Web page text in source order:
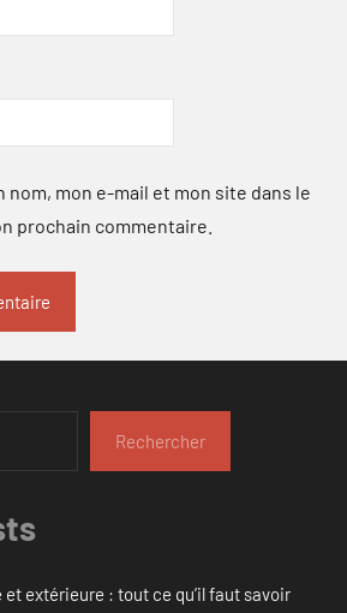
nom, mon e-mail et mon site dans le
prochain commentaire.
Rechercher
extérieure : tout ce qu’il faut savoir